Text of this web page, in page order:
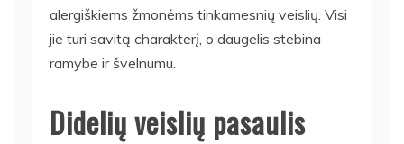
alergiškiems žmonėms tinkamesnių veislių. Visi
jie turi savitą charakterį, o daugelis stebina
ramybe ir švelnumu.
Didelių veislių pasaulis